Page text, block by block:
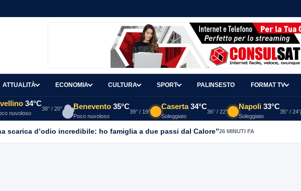
ATTUALITÀ ECONOMIA CULTURA SPORT PALINSESTO FORMAT TV
34°C
nuvoloso
38° / 20° Benevento 35°C
Poco nuvoloso
39° / 19°
Caserta 34°C
Soleggiato
36° / 22°
Napoli 33°C
Soleggiato
35° / 24°
scarica d’odio incredibile: ho famiglia a due passi dal Calore”26 MINUTI FA